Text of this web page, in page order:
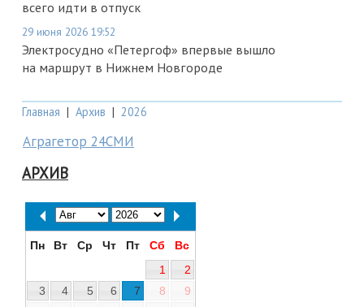
всего идти в отпуск
29 июня 2026 19:52
Электросудно «Петергоф» впервые вышло
на маршрут в Нижнем Новгороде
Главная | Архив | 2026
Аграгетор 24СМИ
АРХИВ
Пн Вт Ср Чт Пт Сб
Вс
1
2
3
4 5 6 7 8
9